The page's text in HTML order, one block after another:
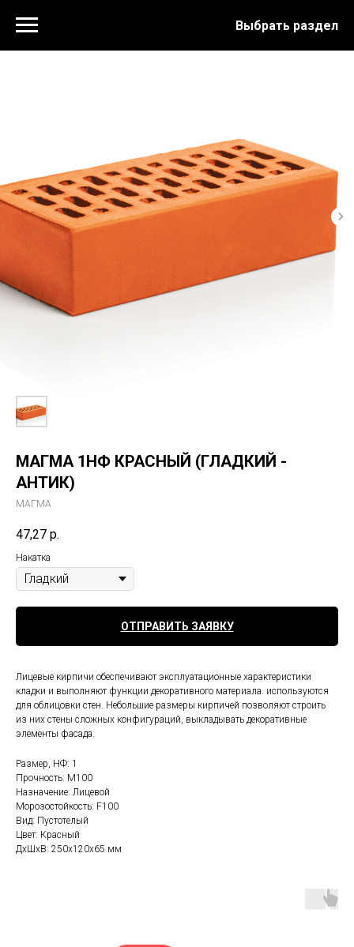
Выбрать раздел
МАГМА 1НФ КРАСНЫЙ (ГЛАДКИЙ -
АНТИК)
МАГМА
47,27 р.
Накатка
ОТПРАВИТЬ ЗАЯВКУ
Лицевые кирпичи обеспечивают эксплуатационные характеристики
кладки и выполняют функции декоративного материала. используются
для облицовки стен. Небольшие размеры кирпичей позволяют строить
из них стены сложных конфигураций, выкладывать декоративные
элементы фасада.
Размер, НФ: 1
Прочность: М100
Назначение: Лицевой
Морозостойкость: F100
Вид: Пустотелый
Цвет: Красный
ДxШxВ: 250x120x65 мм